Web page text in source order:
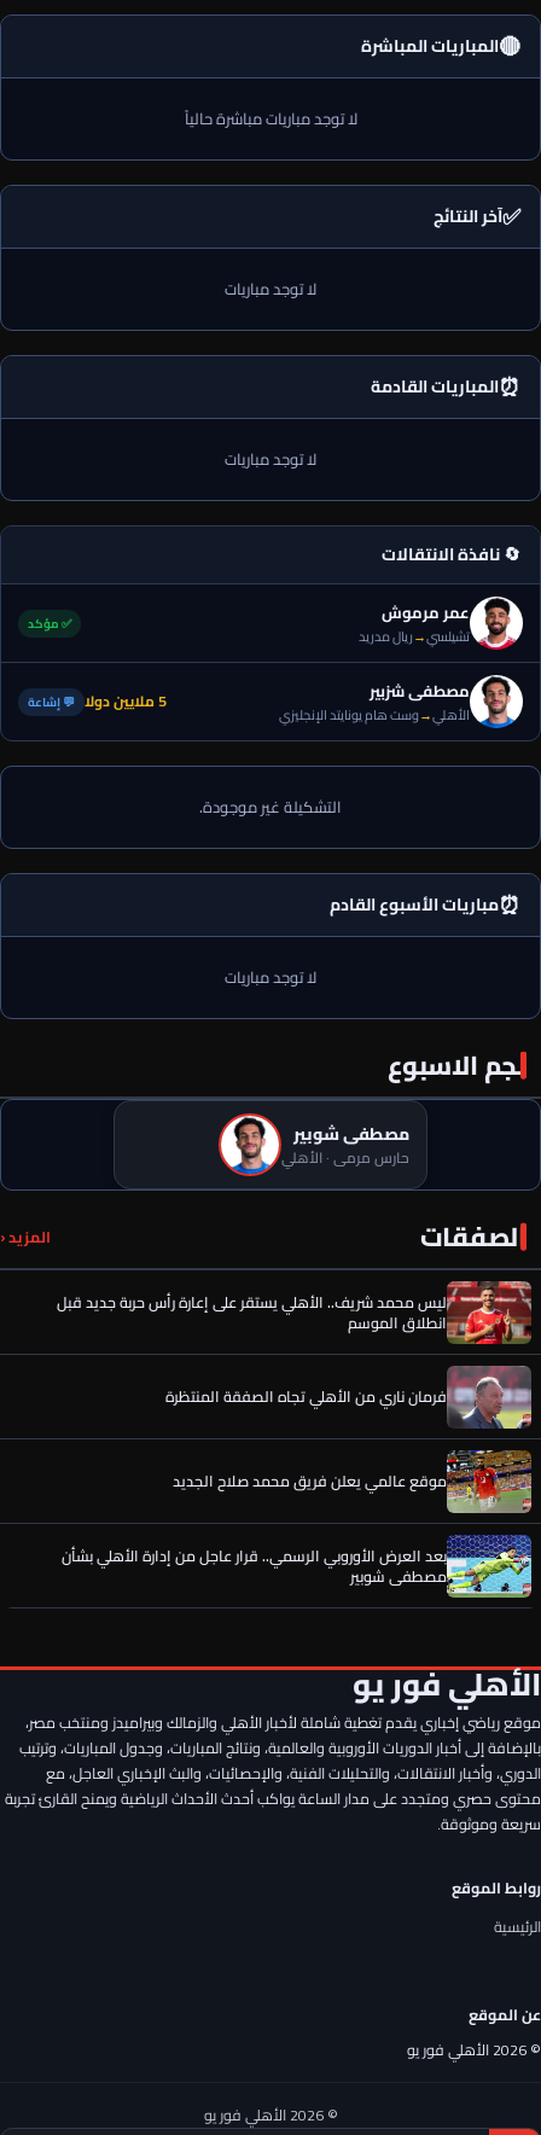
🔴المباريات المباشرة
لا توجد مباريات مباشرة حالياً
✅آخر النتائج
لا توجد مباريات
⏰المباريات القادمة
لا توجد مباريات
🔄 نافذة الانتقالات
عمر مرموش
تشيلسي→ريال مدريد
✅ مؤكد
مصطفى شزبير
الأهلي→وست هام يونايتد الإنجليزي 5 ملايين دولا 💬 إشاعة
التشكيلة غير موجودة.
⏰مباريات الأسبوع القادم
لا توجد مباريات
نجم الاسبوع
مصطفى شوبير
حارس مرمى · الأهلي
الصفقات المزيد ‹ الحسين عموتة
ليس محمد شريف.. الأهلي يستقر على إعارة رأس حربة جديد قبل
انطلاق الموسم
فرمان ناري من الأهلي تجاه الصفقة المنتظرة
موقع عالمي يعلن فريق محمد صلاح الجديد
بعد العرض الأوروبي الرسمي.. قرار عاجل من إدارة الأهلي بشأن
مصطفى شوبير
عن عمر الساعي.. أول رد فعل من المصري بعد تحركات الأهلي وقرار
الحسين عموتة
ليس محمد شريف.. الأهلي يستقر على إعارة رأس حربة جديد قبل
انطلاق الموسم
بعد العرض الأوروبي الرسمي.. قرار عاجل من إدارة الأهلي بشأن
الأهلي فور يو
موقع رياضي إخباري يقدم تغطية شاملة لأخبار الأهلي والزمالك وبيراميدز ومنتخب مصر،
بالإضافة إلى أخبار الدوريات الأوروبية والعالمية، ونتائج المباريات، وجدول المباريات، وترتيب
الدوري، وأخبار الانتقالات، والتحليلات الفنية، والإحصائيات، والبث الإخباري العاجل، مع
محتوى حصري ومتجدد على مدار الساعة يواكب أحدث الأحداث الرياضية ويمنح القارئ تجربة
سريعة وموثوقة.
روابط الموقع
الرئيسية
عن الموقع
© 2026 الأهلي فور يو
© 2026 الأهلي فور يو